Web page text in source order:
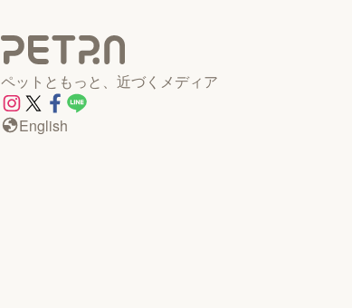
ペットともっと、近づくメディア
English